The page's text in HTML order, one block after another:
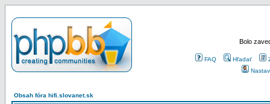
Bolo
FAQ Hľadať
Obsah fóra hifi.slovanet.sk